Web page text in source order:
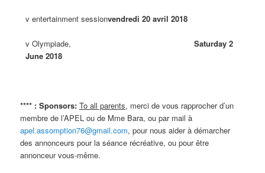
v entertainment sessionvendredi 20 avril 2018
v Olympiade,Saturday 2
June 2018
**** : Sponsors:To all parents, merci de vous rapprocher d’un
membre de l’APEL ou de Mme Bara,ou par mail à
apel.assomption76@gmail.com,pour nous aider à démarcher
des annonceurs pour la séance récréative,ou pour être
annonceur vous-même.